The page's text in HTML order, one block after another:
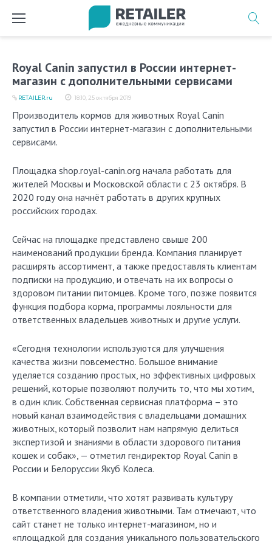
Royal Canin запустил в России интернет-
магазин с дополнительными сервисами
18:10, 25 октября 2019
RETAILER.ru
Производитель кормов для животных Royal Canin
запустил в России интернет-магазин с дополнительными
сервисами.
Площадка shop.royal-canin.org начала работать для
жителей Москвы и Московской области с 23 октября. В
2020 году она начнёт работать в других крупных
российских городах.
Сейчас на площадке представлено свыше 200
наименований продукции бренда. Компания планирует
расширять ассортимент, а также предоставлять клиентам
подписки на продукцию, и отвечать на их вопросы о
здоровом питании питомцев. Кроме того, позже появится
функция подбора корма, программы лояльности для
ответственных владельцев животных и другие услуги.
«Сегодня технологии используются для улучшения
качества жизни повсеместно. Большое внимание
уделяется созданию простых, но эффективных цифровых
решений, которые позволяют получить то, что мы хотим,
в один клик. Собственная сервисная платформа – это
новый канал взаимодействия с владельцами домашних
животных, который позволит нам напрямую делиться
экспертизой и знаниями в области здорового питания
кошек и собак», — отметил гендиректор Royal Canin в
России и Белоруссии Якуб Колеса.
В компании отметили, что хотят развивать культуру
ответственного владения животными. Там отмечают, что
сайт станет не только интернет-магазином, но и
«площадкой для создания уникального пользовательского